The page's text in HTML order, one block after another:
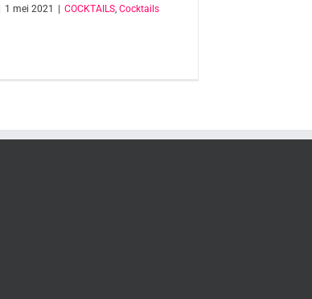
1 mei 2021 | COCKTAILS Cocktails